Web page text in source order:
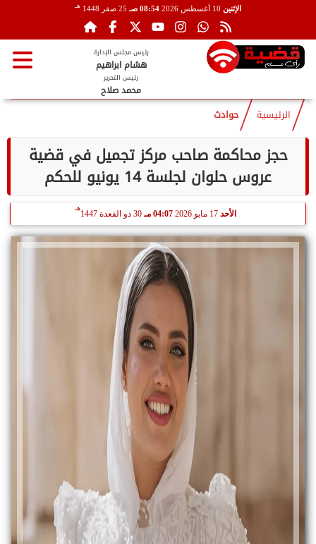
الإثنين 08:54 صـ 25 صفر 1448 هـ
رئيس مجلس الإدارة
هشام ابراهيم
رئيس التحرير
محمد صلاح
الرئيسية حوادث
حجز محاكمة صاحب مركز تجميل في قضية
عروس حلوان لجلسة 14 يونيو للحكم
الأحد 17 مايو 2026 04:07 مـ 30 ذو القعدة 1447
هـ